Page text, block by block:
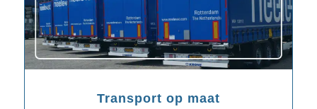
Transport op maat